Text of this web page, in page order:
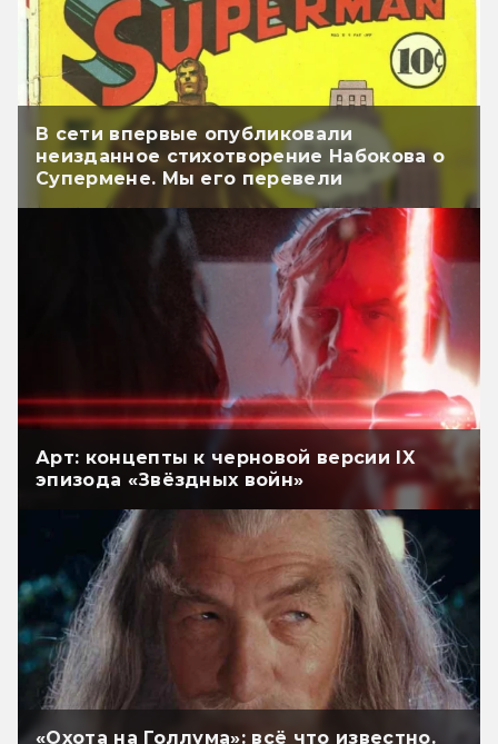
В сети впервые опубликовали
неизданное стихотворение Набокова о
Супермене. Мы его перевели
Арт: концепты к черновой версии IX
эпизода «Звёздных войн»
«Охота на Голлума»: всё что известно.